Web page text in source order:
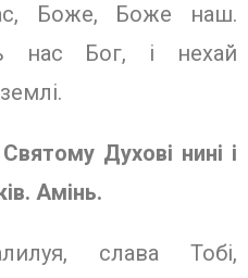
Боже, Боже наш.
нас Бог, і нехай
Духо­ві нині і
Амінь.
слава Тобі,